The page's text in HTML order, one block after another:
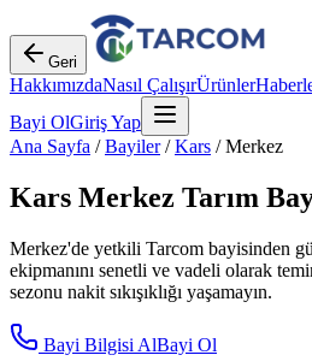
Geri
HakkımızdaNasıl ÇalışırÜrünler
Bayi OlGiriş Yap
Ana Sayfa /Bayiler/Kars /Merkez
Kars Merkez Tarım
Merkez'de yetkili Tarcom bayisinden
ekipmanını senetli ve vadeli olarak
sezonu nakit sıkışıklığı yaşamayın.
Bayi Bilgisi AlBayi Ol